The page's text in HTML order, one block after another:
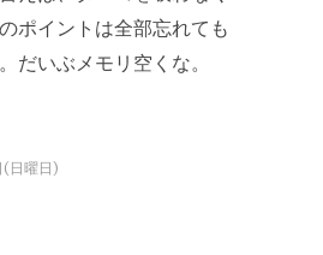
ポイントは全部忘れても
だいぶメモリ空くな。
日曜日)